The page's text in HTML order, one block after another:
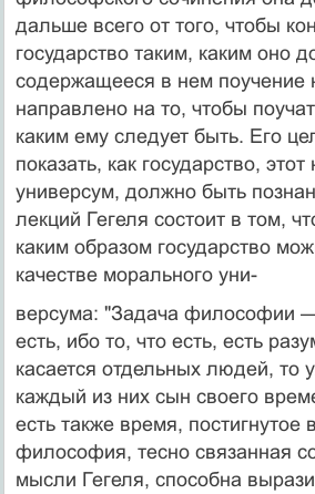
дальше всего от того, чтобы
государство та­ким, каким оно
содержащееся в нем по­учение
направлено на то, чтобы
каким ему следует быть. Его
показать, как государство,
универсум, должно быть
лекций Гегеля состоит в том,
каким образом государство
качестве морального уни-
версума: "Задача философии —
есть, ибо то, что есть, есть
касается отдельных людей, то
каждый из них сын своего
есть также время,
философия, тесно связанная
мысли Гегеля, способна